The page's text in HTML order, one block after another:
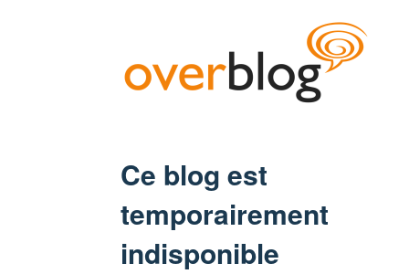
Ce blog est
temporairement
indisponible